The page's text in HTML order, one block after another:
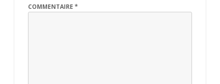
COMMENTAIRE *